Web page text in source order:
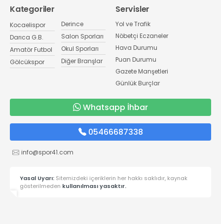
Kategoriler
Kocaelispor
Darıca G.B.
Amatör Futbol
Gölcükspor
Derince
Salon Sporları
Okul Sporları
Diğer Branşlar
Servisler
Yol ve Trafik
Nöbetçi Eczaneler
Hava Durumu
Puan Durumu
Gazete Manşetleri
Günlük Burçlar
Whatsapp İhbar
05466687338
info@spor41.com
Yasal Uyarı: Sitemizdeki içeriklerin her hakkı saklıdır, kaynak
gösterilmeden kullanılması yasaktır.